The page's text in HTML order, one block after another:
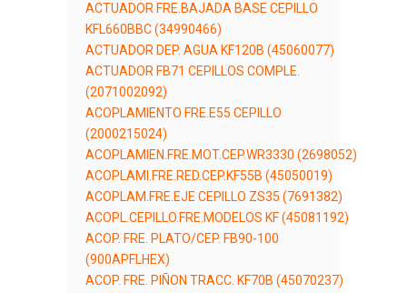
ACTUADOR FRE.BAJADA BASE CEPILLO
KFL660BBC (34990466)
ACTUADOR DEP. AGUA KF120B (45060077)
ACTUADOR FB71 CEPILLOS COMPLE.
(2071002092)
ACOPLAMIENTO FRE.E55 CEPILLO
(2000215024)
ACOPLAMIEN.FRE.MOT.CEP.WR3330 (2698052)
ACOPLAMI.FRE.RED.CEP.KF55B (45050019)
ACOPLAM.FRE.EJE CEPILLO ZS35 (7691382)
ACOPL.CEPILLO.FRE.MODELOS KF (45081192)
ACOP. FRE. PLATO/CEP. FB90-100
(900APFLHEX)
ACOP. FRE. PIÑON TRACC. KF70B (45070237)